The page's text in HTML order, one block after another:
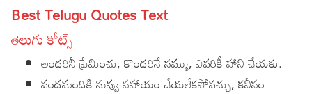
Articles
Facts
Devotional
Best Telugu Quotes Text
తెలుగు కోట్స్
అందరినీ ప్రేమించు, కొందరినే నమ్ము, ఎవరికీ హాని చేయకు.
వందమందికి నువ్వు సహాయం చేయలేకపోవచ్చు, కనీసం